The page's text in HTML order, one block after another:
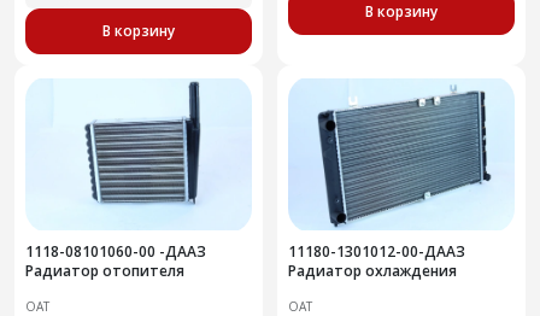
В корзину
В корзину
1118-08101060-00 -ДААЗ
Радиатор отопителя
ОАТ
11180-1301012-00-ДААЗ
Радиатор охлаждения
ОАТ